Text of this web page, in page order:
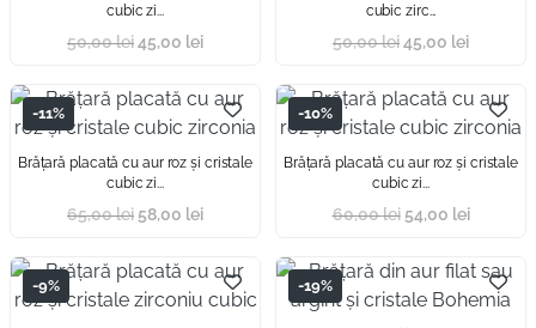
cubic zi...
50,00lei45,00 lei
cubic zirc...
50,00lei45,00 lei
-11%
Brăţară placată cu aur roz și cristale
cubic zi...
65,00lei 58,00 lei
-10%
Brăţară placată cu aur roz și cristale
cubic zi...
60,00lei 54,00 lei
-9% -19%